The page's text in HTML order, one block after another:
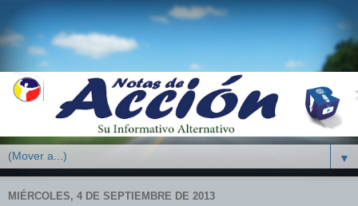
▼
MIÉRCOLES, 4 DE SEPTIEMBRE DE 2013